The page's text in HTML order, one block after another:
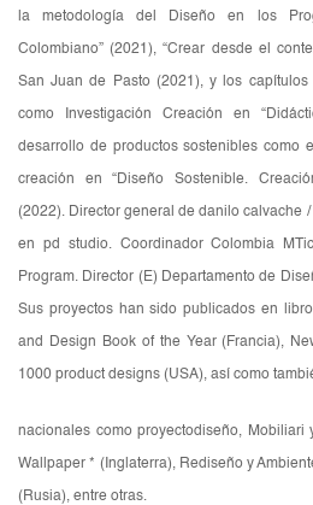
la metodología del Diseño en los
Colombiano” (2021), “Crear desde el
San Juan de Pasto (2021), y los
como Investigación Creación en
desarrollo de productos sostenibles como
creación en “Diseño Sostenible.
(2022). Director general de danilo calvache
en pd studio. Coordinador Colombia
Program. Director (E) Departamento de
Sus proyectos han sido publicados en
and Design Book of the Year (Francia),
1000 product designs (USA), así como
nacionales como proyectodiseño, Mobiliari
Wallpaper * (Inglaterra), Rediseño y
(Rusia), entre otras.